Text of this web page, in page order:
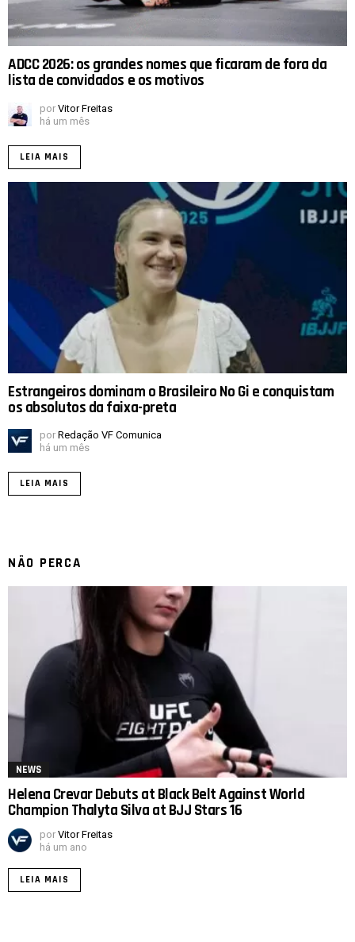
ADCC 2026: os grandes nomes que ficaram de fora da
lista de convidados e os motivos
por Vitor Freitas
há um mês
LEIA MAIS
Estrangeiros dominam o Brasileiro No Gi e conquistam
os absolutos da faixa-preta
por Redação VF Comunica
há um mês
LEIA MAIS
NÃO PERCA
NEWS
Helena Crevar Debuts at Black Belt Against World
Champion Thalyta Silva at BJJ Stars 16
por Vitor Freitas
há um ano
LEIA MAIS